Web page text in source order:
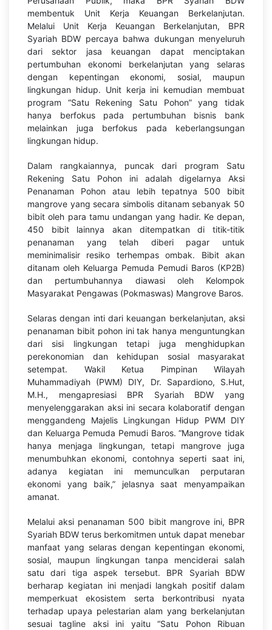
membentuk Unit Kerja Keuangan Berkelanjutan.
Melalui Unit Kerja Keuangan Berkelanjutan, BPR
Syariah BDW percaya bahwa dukungan menyeluruh
dari sektor jasa keuangan dapat menciptakan
pertumbuhan ekonomi berkelanjutan yang selaras
dengan kepentingan ekonomi, sosial, maupun
lingkungan hidup. Unit kerja ini kemudian membuat
program “Satu Rekening Satu Pohon” yang tidak
hanya berfokus pada pertumbuhan bisnis bank
melainkan juga berfokus pada keberlangsungan
lingkungan hidup.
Dalam rangkaiannya, puncak dari program Satu
Rekening Satu Pohon ini adalah digelarnya Aksi
Penanaman Pohon atau lebih tepatnya 500 bibit
mangrove yang secara simbolis ditanam sebanyak 50
bibit oleh para tamu undangan yang hadir. Ke depan,
450 bibit lainnya akan ditempatkan di titik-titik
penanaman yang telah diberi pagar untuk
meminimalisir resiko terhempas ombak. Bibit akan
ditanam oleh Keluarga Pemuda Pemudi Baros (KP2B)
dan pertumbuhannya diawasi oleh Kelompok
Masyarakat Pengawas (Pokmaswas) Mangrove Baros.
Selaras dengan inti dari keuangan berkelanjutan, aksi
penanaman bibit pohon ini tak hanya menguntungkan
dari sisi lingkungan tetapi juga menghidupkan
perekonomian dan kehidupan sosial masyarakat
setempat. Wakil Ketua Pimpinan Wilayah
Muhammadiyah (PWM) DIY, Dr. Sapardiono, S.Hut,
M.H., mengapresiasi BPR Syariah BDW yang
menyelenggarakan aksi ini secara kolaboratif dengan
menggandeng Majelis Lingkungan Hidup PWM DIY
dan Keluarga Pemuda Pemudi Baros. “Mangrove tidak
hanya menjaga lingkungan, tetapi mangrove juga
menumbuhkan ekonomi, contohnya seperti saat ini,
adanya kegiatan ini memunculkan perputaran
ekonomi yang baik,” jelasnya saat menyampaikan
amanat.
Melalui aksi penanaman 500 bibit mangrove ini, BPR
Syariah BDW terus berkomitmen untuk dapat menebar
manfaat yang selaras dengan kepentingan ekonomi,
sosial, maupun lingkungan tanpa menciderai salah
satu dari tiga aspek tersebut. BPR Syariah BDW
berharap kegiatan ini menjadi langkah positif dalam
memperkuat ekosistem serta berkontribusi nyata
terhadap upaya pelestarian alam yang berkelanjutan
sesuai tagline aksi ini yaitu “Satu Pohon Ribuan